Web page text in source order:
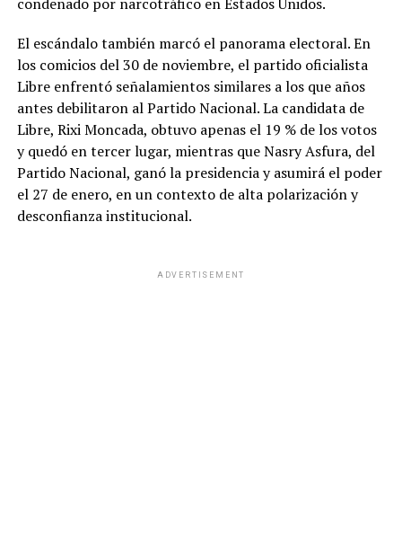
El escándalo también marcó el panorama electoral. En
los comicios del 30 de noviembre, el partido oficialista
Libre enfrentó señalamientos similares a los que años
antes debilitaron al Partido Nacional. La candidata de
Libre, Rixi Moncada, obtuvo apenas el 19 % de los votos
y quedó en tercer lugar, mientras que Nasry Asfura, del
Partido Nacional, ganó la presidencia y asumirá el poder
el 27 de enero, en un contexto de alta polarización y
desconfianza institucional.
ADVERTISEMENT